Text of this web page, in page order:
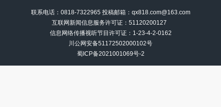
联系电话：0818-7322965 投稿邮箱：qx818.com@163.com
互联网新闻信息服务许可证：51120200127
信息网络传播视听节目许可证： 1-23-4-2-0162
川公网安备51172502000102号
蜀ICP备2021001069号-2